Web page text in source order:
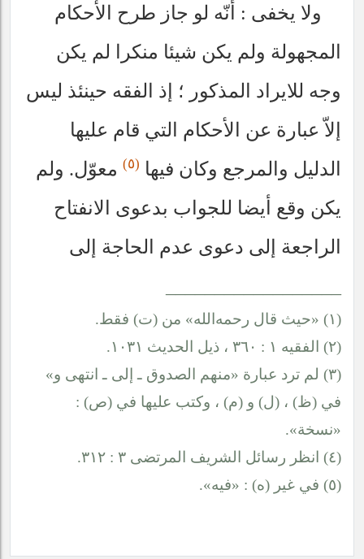
ولا يخفى : أنّه لو جاز طرح الأحكام
المجهولة ولم يكن شيئا منكرا لم يكن
وجه للايراد المذكور ؛ إذ الفقه حينئذ ليس
إلاّ عبارة عن الأحكام التي قام عليها
الدليل والمرجع وكان فيها (٥)
معوّل. ولم
يكن وقع أيضا للجواب بدعوى الانفتاح
الراجعة إلى دعوى عدم الحاجة إلى
(١) «حيث قال رحمه‌الله» من (ت) فقط.
(٢) الفقيه ١ : ٣٦٠ ، ذيل الحديث ١٠٣١.
(٣) لم ترد عبارة «منهم الصدوق ـ إلى ـ انتهى و»
في (ظ) ، (ل) و (م) ، وكتب عليها في (ص) :
«نسخة».
(٤) انظر رسائل الشريف المرتضى ٣ : ٣١٢.
(٥) في غير (ه) : «فيه».